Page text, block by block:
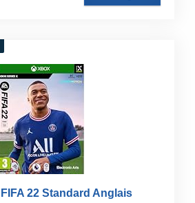
22 Standard Anglais